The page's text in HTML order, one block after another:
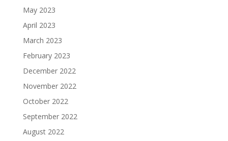
May 2023
April 2023
March 2023
February 2023
December 2022
November 2022
October 2022
September 2022
August 2022